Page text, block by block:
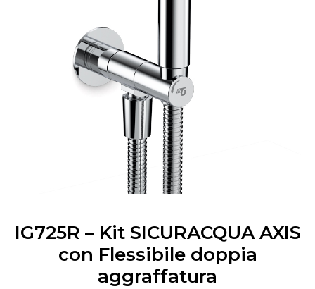
IG725R – Kit SICURACQUA AXIS
con Flessibile doppia
aggraffatura